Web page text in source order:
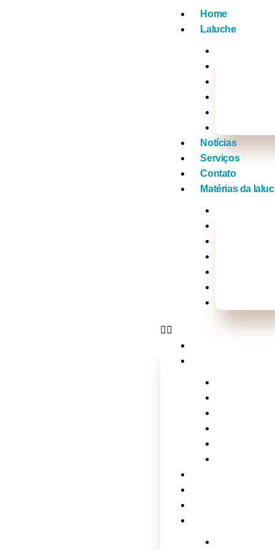
Home
Laluche
Notícias
Serviços
Contato
Matérias da